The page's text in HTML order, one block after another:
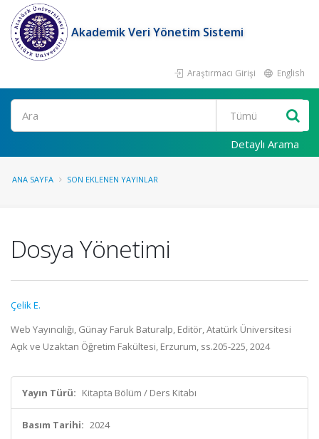
Akademik Veri Yönetim Sistemi
Araştırmacı Girişi English
Ara
Detaylı Arama
ANA SAYFA SON EKLENEN YAYINLAR
Dosya Yönetimi
Çelik E.
Web Yayıncılığı, Günay Faruk Baturalp, Editör, Atatürk Üniversitesi
Açık ve Uzaktan Öğretim Fakültesi, Erzurum, ss.205-225, 2024
Yayın Türü: Kitapta Bölüm / Ders Kitabı
Basım Tarihi: 2024